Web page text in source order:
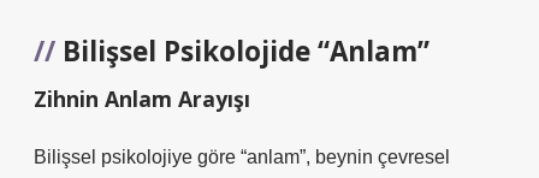
Bilişsel Psikolojide “Anlam”
Zihnin Anlam Arayışı
Bilişsel psikolojiye göre “anlam”, beynin çevresel